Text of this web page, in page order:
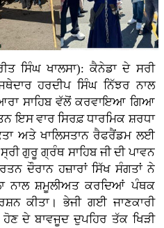
ਸਿੰਘ ਖਾਲਸਾ): ਕੈਨੇਡਾ ਦੇ ਸਰੀ
ਹਰਦੀਪ ਸਿੰਘ ਨਿੱਝਰ ਨਾਲ
ਸਾਹਿਬ ਵੱਲੋਂ ਕਰਵਾਇਆ ਗਿਆ
ਇਸ ਵਾਰ ਸਿਰਫ਼ ਧਾਰਮਿਕ ਸ਼ਰਧਾ
ਅਤੇ ਖਾਲਿਸਤਾਨ ਰੈਫਰੈਂਡਮ ਲਈ
ਗੁਰੂ ਗ੍ਰੰਥ ਸਾਹਿਬ ਜੀ ਦੀ ਪਾਵਨ
ਦੌਰਾਨ ਹਜ਼ਾਰਾਂ ਸਿੱਖ ਸੰਗਤਾਂ ਨੇ
ਨਾਲ ਸ਼ਮੂਲੀਅਤ ਕਰਦਿਆਂ ਪੰਥਕ
ਕੀਤਾ। ਭੇਜੀ ਗਈ ਜਾਣਕਾਰੀ
ਦੇ ਬਾਵਜੂਦ ਦੁਪਹਿਰ ਤੱਕ ਖਿੜੀ